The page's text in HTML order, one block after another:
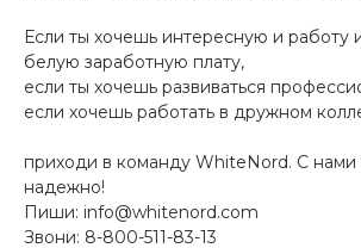
Если ты хочешь интересную и работу
белую заработную плату,
если ты хочешь развиваться
если хочешь работать в дружном
приходи в команду WhiteNord. С нами
надежно!
Пиши: info@whitenord.com
Звони: 8-800-511-83-13